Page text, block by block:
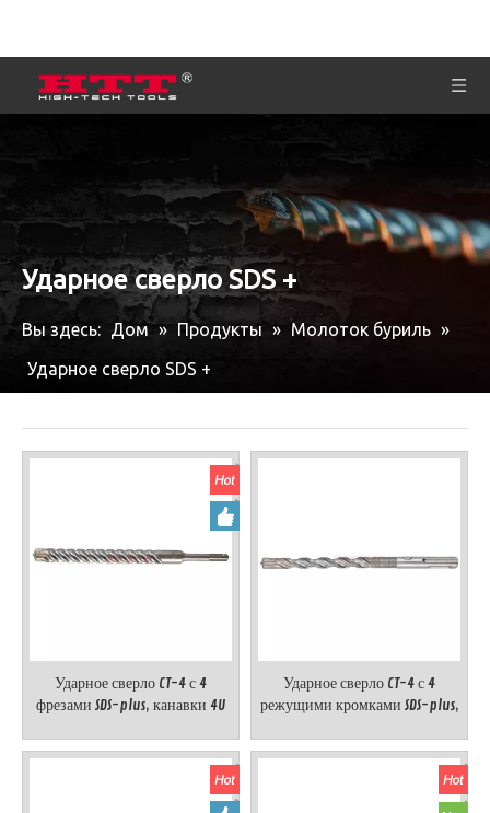
Ударное сверло SDS +
Вы здесь: Дом » Продукты » Молоток буриль »
Ударное сверло SDS +
Ударное сверло CT-4 с 4
фрезами SDS-plus, канавки 4U
Ударное сверло CT-4 с 4
режущими кромками SDS-plus,